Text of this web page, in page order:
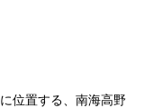
位置する、南海高野